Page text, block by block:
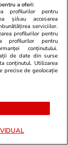
StirileKanalD.ro
Femeie
a oferi:
profilurilor pentru
și/sau accesarea
serviciilor.
profilurilor pentru
profilurilor pentru
conținutului.
de date din surse
conținutul. Utilizarea
precise de geolocație